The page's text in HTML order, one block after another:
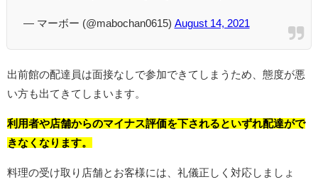
— マーボー (@mabochan0615) August 14, 2021
出前館の配達員は面接なしで参加できてしまうため、態度が悪
い方も出てきてしまいます。
利用者や店舗からのマイナス評価を下されるといずれ配達がで
きなくなります。
料理の受け取り店舗とお客様には、礼儀正しく対応しましょ